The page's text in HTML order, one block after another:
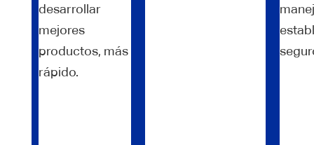
desarrollar
mejores
productos, más
rápido.